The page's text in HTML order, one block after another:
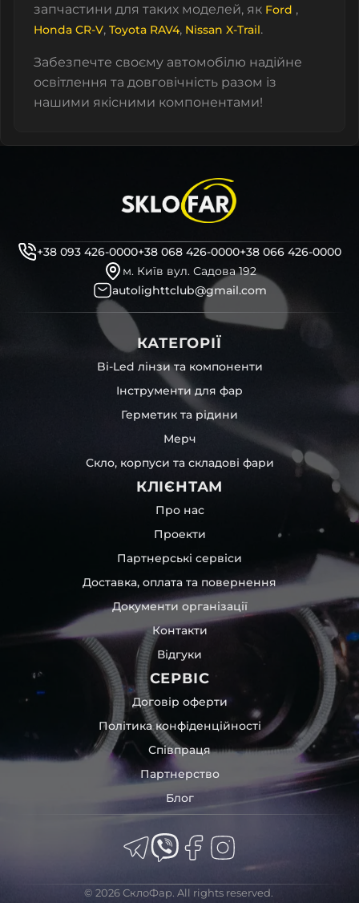
запчастини для таких моделей, як Ford ,
Honda CR-V, Toyota RAV4, Nissan X-Trail.
Забезпечте своєму автомобілю надійне
освітлення та довговічність разом із
нашими якісними компонентами!
+38 093 426-0000+38 068 426-0000+38 066 426-0000
м. Київ вул. Садова 192
autolighttclub@gmail.com
КАТЕГОРІЇ
Bi-Led лінзи та компоненти
Інструменти для фар
Герметик та рідини
Мерч
Скло, корпуси та складові фари
КЛІЄНТАМ
Про нас
Проекти
Партнерські сервіси
Доставка, оплата та повернення
Документи організації
Контакти
Відгуки
СЕРВІС
Договір оферти
Політика конфіденційності
Співпраця
Партнерство
Блог
© 2026 СклоФар. All rights reserved.